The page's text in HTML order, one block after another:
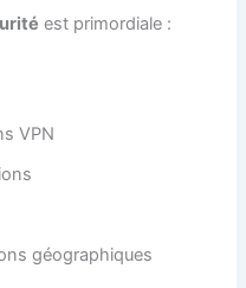
est primordiale :
VPN
géographiques